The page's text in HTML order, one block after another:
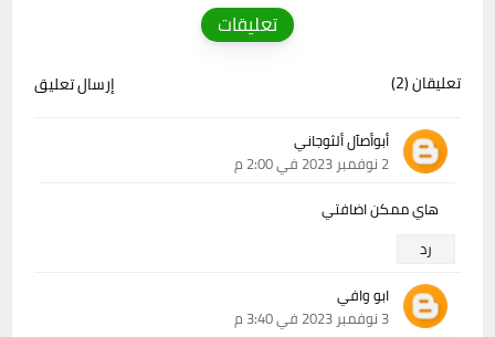
تعليقات
تعليقان (2) إرسال تعليق
أبوأصآل ألثوجاني
2 نوفمبر 2023 في 2:00 م
هاي ممكن اضافتي
رد
ابو وافي
3 نوفمبر 2023 في 3:40 م